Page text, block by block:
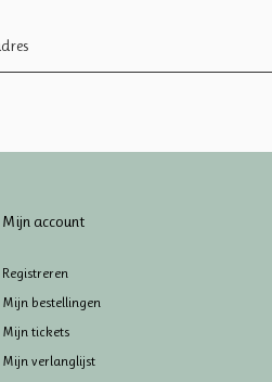
Mijn account
Registreren
Mijn bestellingen
Mijn tickets
Mijn verlanglijst